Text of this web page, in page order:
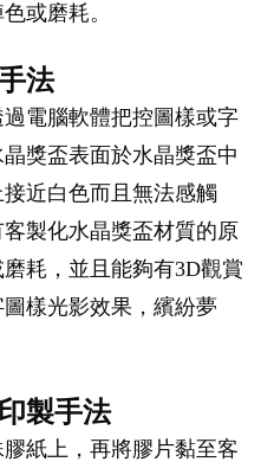
或磨耗。
法
電腦軟體把控圖樣或字
獎盃表面於水晶獎盃中
近白色而且無法感觸
製化水晶獎盃材質的原
耗，並且能夠有3D觀賞
樣光影效果，繽紛夢
製手法
紙上，再將膠片黏至客